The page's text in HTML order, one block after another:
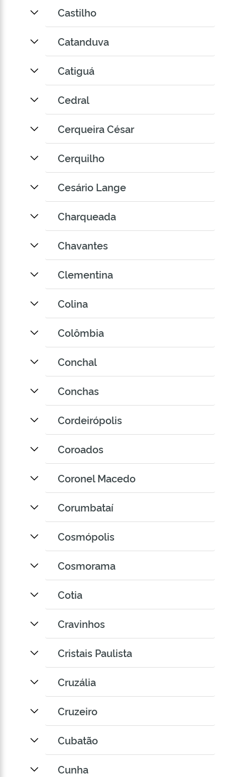
Castilho
Catanduva
Catiguá
Cedral
Cerqueira César
Cerquilho
Cesário Lange
Charqueada
Chavantes
Clementina
Colina
Colômbia
Conchal
Conchas
Cordeirópolis
Coroados
Coronel Macedo
Corumbataí
Cosmópolis
Cosmorama
Cotia
Cravinhos
Cristais Paulista
Cruzália
Cruzeiro
Cubatão
Cunha